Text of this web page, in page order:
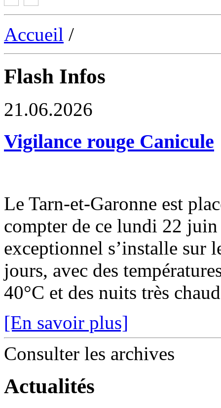
Accueil /
Flash Infos
21.06.2026
Vigilance rouge Canicule
Le Tarn-et-Garonne est
compter de ce lundi 22
exceptionnel s’installe sur
jours, avec des
40°C et des nuits très
[En savoir plus]
Consulter les archives
Actualités